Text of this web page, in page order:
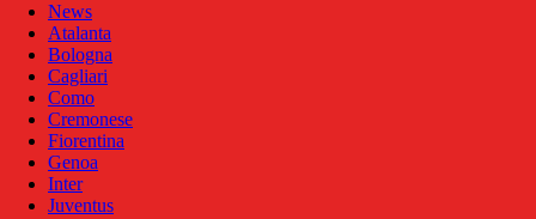
News
Atalanta
Bologna
Cagliari
Como
Cremonese
Fiorentina
Genoa
Inter
Juventus